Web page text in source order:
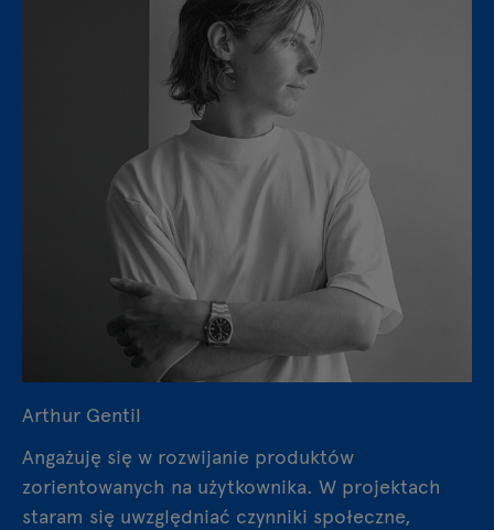
Arthur Gentil
Angażuję się w rozwijanie produktów
zorientowanych na użytkownika. W projektach
staram się uwzględniać czynniki społeczne,